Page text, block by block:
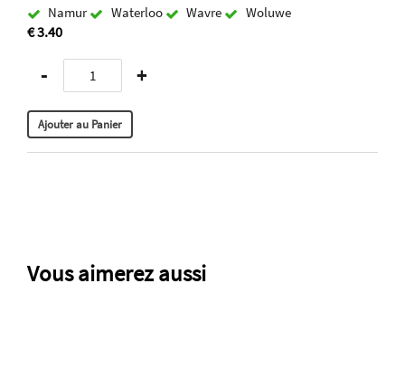
Namur
Waterloo Wavre Woluwe
€ 3.40
- +
Vous aimerez aussi